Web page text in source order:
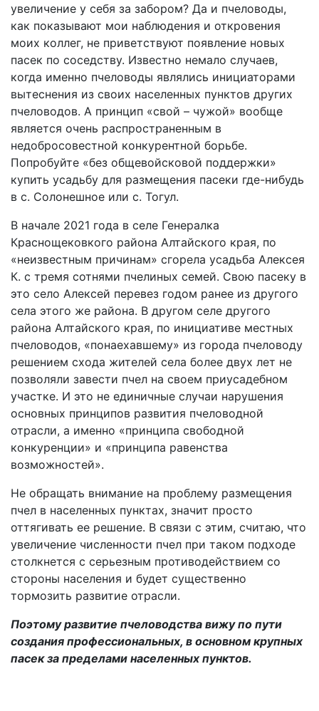
увеличение у себя за забором? Да и пчеловоды,
как показывают мои наблюдения и откровения
моих коллег, не приветствуют появление новых
пасек по соседству. Известно немало случаев,
когда именно пчеловоды являлись инициаторами
вытеснения из своих населенных пунктов других
пчеловодов. А принцип «свой – чужой» вообще
является очень распространенным в
недобросовестной конкурентной борьбе.
Попробуйте «без общевойсковой поддержки»
купить усадьбу для размещения пасеки где-нибудь
в с. Солонешное или с. Тогул.
В начале 2021 года в селе Генералка
Краснощековкого района Алтайского края, по
«неизвестным причинам» сгорела усадьба Алексея
К. с тремя сотнями пчелиных семей. Свою пасеку в
это село Алексей перевез годом ранее из другого
села этого же района. В другом селе другого
района Алтайского края, по инициативе местных
пчеловодов, «понаехавшему» из города пчеловоду
решением схода жителей села более двух лет не
позволяли завести пчел на своем приусадебном
участке. И это не единичные случаи нарушения
основных принципов развития пчеловодной
отрасли, а именно «принципа свободной
конкуренции» и «принципа равенства
возможностей».
Не обращать внимание на проблему размещения
пчел в населенных пунктах, значит просто
оттягивать ее решение. В связи с этим, считаю, что
увеличение численности пчел при таком подходе
столкнется с серьезным противодействием со
стороны населения и будет существенно
тормозить развитие отрасли.
Поэтому развитие пчеловодства вижу по пути
создания профессиональных, в основном крупных
пасек за пределами населенных пунктов.